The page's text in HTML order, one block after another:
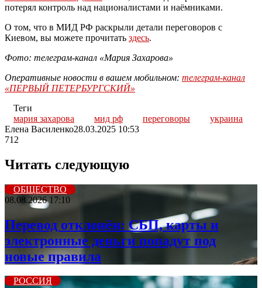
потерял контроль над националистами и наёмниками.
О том, что в МИД РФ раскрыли детали переговоров с
Киевом, вы можете прочитать здесь.
Фото: телеграм-канал «Мария Захарова»
Оперативные новости в вашем мобильном: телеграм-канал
«ПЕРВЫЙ ПЕТЕРБУРГСКИЙ»
Теги
мария захарова
мид рф переговоры
украина
Елена Василенко28.03.2025 10:53
712
Читать следующую
ОБЩЕСТВО
08.08.2026 17:10
Перевод отклонён: СБП, карты и
электронные деньги попадут под
новые правила
РОССИЯ